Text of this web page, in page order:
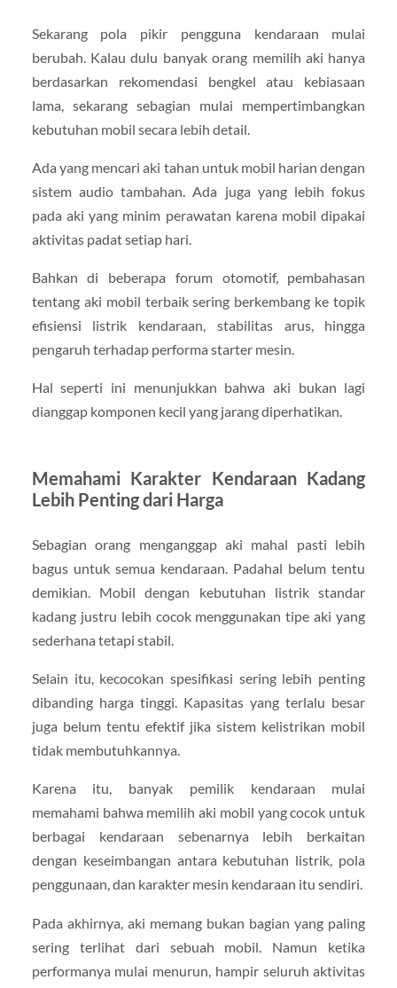
Sekarang pola pikir pengguna kendaraan mulai
berubah. Kalau dulu banyak orang memilih aki hanya
berdasarkan rekomendasi bengkel atau kebiasaan
lama, sekarang sebagian mulai mempertimbangkan
kebutuhan mobil secara lebih detail.
Ada yang mencari aki tahan untuk mobil harian dengan
sistem audio tambahan. Ada juga yang lebih fokus
pada aki yang minim perawatan karena mobil dipakai
aktivitas padat setiap hari.
Bahkan di beberapa forum otomotif, pembahasan
tentang aki mobil terbaik sering berkembang ke topik
efisiensi listrik kendaraan, stabilitas arus, hingga
pengaruh terhadap performa starter mesin.
Hal seperti ini menunjukkan bahwa aki bukan lagi
dianggap komponen kecil yang jarang diperhatikan.
Memahami Karakter Kendaraan Kadang
Lebih Penting dari Harga
Sebagian orang menganggap aki mahal pasti lebih
bagus untuk semua kendaraan. Padahal belum tentu
demikian. Mobil dengan kebutuhan listrik standar
kadang justru lebih cocok menggunakan tipe aki yang
sederhana tetapi stabil.
Selain itu, kecocokan spesifikasi sering lebih penting
dibanding harga tinggi. Kapasitas yang terlalu besar
juga belum tentu efektif jika sistem kelistrikan mobil
tidak membutuhkannya.
Karena itu, banyak pemilik kendaraan mulai
memahami bahwa memilih aki mobil yang cocok untuk
berbagai kendaraan sebenarnya lebih berkaitan
dengan keseimbangan antara kebutuhan listrik, pola
penggunaan, dan karakter mesin kendaraan itu sendiri.
Pada akhirnya, aki memang bukan bagian yang paling
sering terlihat dari sebuah mobil. Namun ketika
performanya mulai menurun, hampir seluruh aktivitas